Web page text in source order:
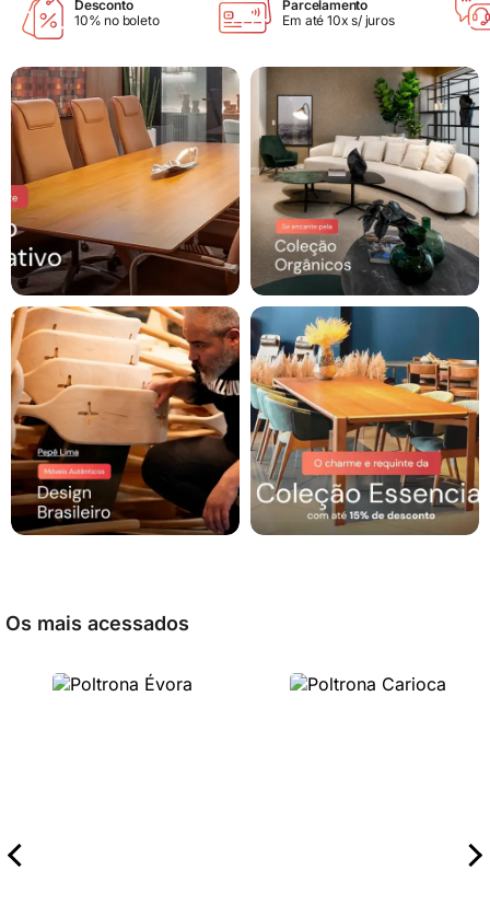
Desconto
10% no boleto
Parcelamento
Em até 10x s/ juros
Os mais acessados